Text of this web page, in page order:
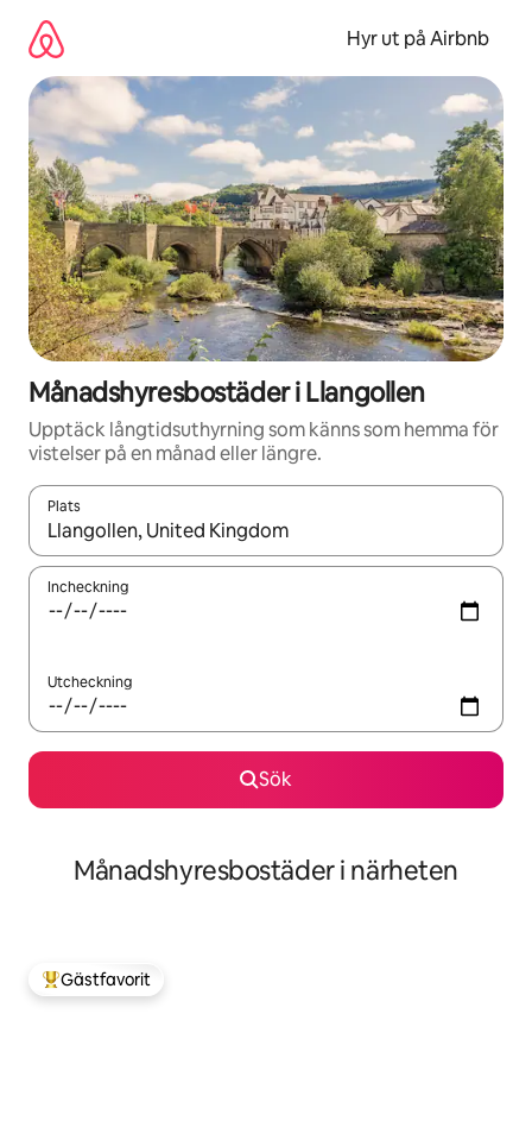
innehåll
Hyr ut på Airbnb
Månadshyresbostäder i Llangollen
Upptäck långtidsuthyrning som känns som hemma för
vistelser på en månad eller längre.
Plats
När resultaten är tillgängliga kan du navigera med upp- och
Incheckning
Utcheckning
Sök
Månadshyresbostäder i närheten
Populär gästfavorit
Gästfavorit